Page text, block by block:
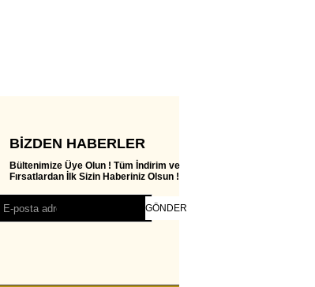
BIZDEN HABERLER
Bültenimize Üye Olun ! Tüm İndirim ve
Fırsatlardan İlk Sizin Haberiniz Olsun !
GÖNDER